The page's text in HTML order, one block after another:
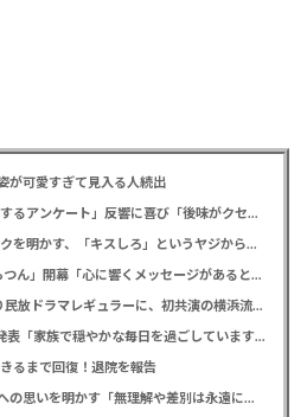
が可愛すぎて見入る人続出
板垣李光人 主演映画「口に関するアンケート」反響に喜び「後味がクセになる、と」
元フジ渡邊渚 フラッシュバックを明かす、「キスしろ」というヤジからパニックに… 「1人の人間の人生に、当たり前の生活を奪った人が全て悪い」
WEST. 濵田崇裕 朗読劇「たもつん」開幕「心に響くメッセージがあると感じています」
小栗旬 「LOST10」で5年ぶり民放ドラマレギュラーに、初共演の横浜流星とバディ役「もう最高です」
【祝】山本舞香 第1子出産を発表「家族で穏やかな毎日を過ごしています」、夫はマイファスHiro
るまで回復！退院を報告
元フジ渡邊渚アナ PTSD公表への思いを明かす「無理解や差別は永遠に変わらない」「同じ病気になったことのない人間にはわからない」